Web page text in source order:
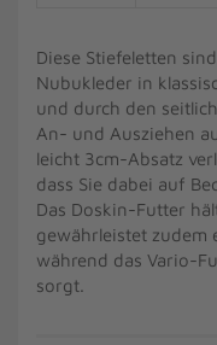
Diese Stiefeletten
Nubukleder in
und durch den
An- und Ausziehen
leicht 3cm-Absatz
dass Sie dabei auf
Das Doskin-Futter
gewährleistet zudem
während das Vario-
sorgt.